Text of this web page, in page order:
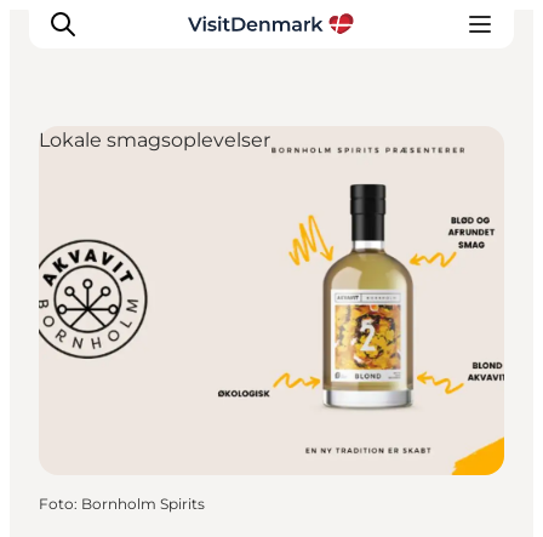
Destinationer
Oplevelser
Overnatning
Planlæg ferien
Lokale smagsoplevelser
Foto: Bornholm Spirits